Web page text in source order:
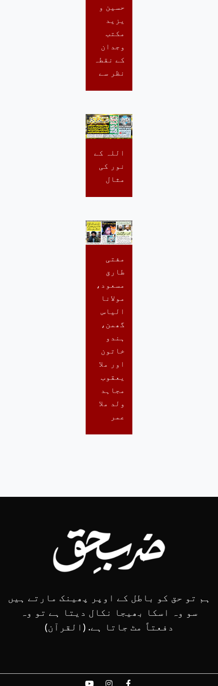
حسین و
یزید
مکتب
وجدان
کے نقطہ
نظر سے
اللہ کے
نور کی
مثال
مفتی
طارق
مسعود،
مولانا
الیاس
گھمن،
ہندو
خاتون
اور ملا
یعقوب
مجاہد
ولد ملا
عمر
ہم تو حق کو باطل کے اوپر پھینک مارتے ہیں
سو وہ اسکا بھیجا نکال دیتا ہے تو وہ
دفعتاً مٹ جاتا ہے. (القرآن)